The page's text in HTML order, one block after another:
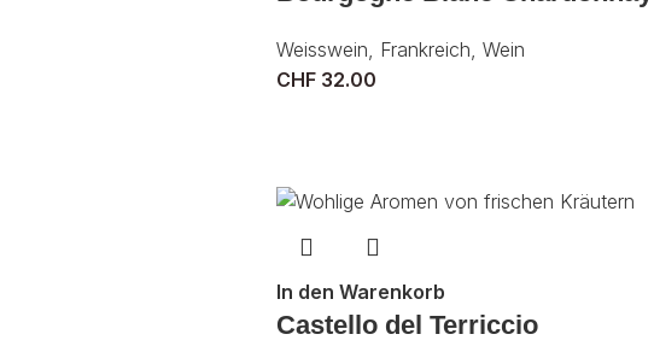
Weisswein Frankreich Wein
CHF 32.00
In den Warenkorb
Castello del Terriccio